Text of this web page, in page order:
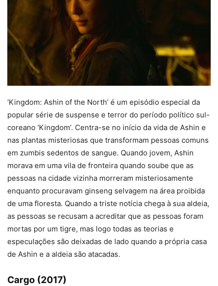
‘Kingdom: Ashin of the North’ é um episódio especial da
popular série de suspense e terror do período político sul-
coreano ‘Kingdom’. Centra-se no início da vida de Ashin e
nas plantas misteriosas que transformam pessoas comuns
em zumbis sedentos de sangue. Quando jovem, Ashin
morava em uma vila de fronteira quando soube que as
pessoas na cidade vizinha morreram misteriosamente
enquanto procuravam ginseng selvagem na área proibida
de uma floresta. Quando a triste notícia chega à sua aldeia,
as pessoas se recusam a acreditar que as pessoas foram
mortas por um tigre, mas logo todas as teorias e
especulações são deixadas de lado quando a própria casa
de Ashin e a aldeia são atacadas.
Cargo (2017)